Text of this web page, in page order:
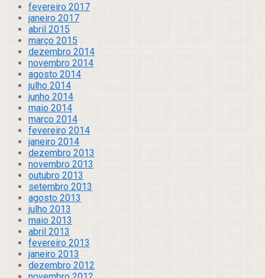
fevereiro 2017
janeiro 2017
abril 2015
março 2015
dezembro 2014
novembro 2014
agosto 2014
julho 2014
junho 2014
maio 2014
março 2014
fevereiro 2014
janeiro 2014
dezembro 2013
novembro 2013
outubro 2013
setembro 2013
agosto 2013
julho 2013
maio 2013
abril 2013
fevereiro 2013
janeiro 2013
dezembro 2012